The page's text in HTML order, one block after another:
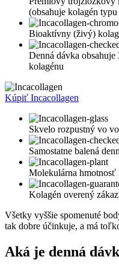
(obsahuje kolagén
Bioaktívny (živý)
Denná dávka
kolagénu
Kúpiť Incacollagen
Skvelo rozpustný vo
Samostatne balená
Molekulárna hmotnosť
Kolagén overený
Všetky vyššie spomenuté
tak dobre účinkuje, a má
Aká je denná